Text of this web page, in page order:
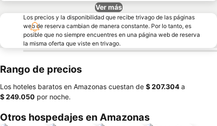
Ver más
Los precios y la disponibilidad que recibe trivago de las páginas
web de reserva cambian de manera constante. Por lo tanto, es
posible que no siempre encuentres en una página web de reserva
la misma oferta que viste en trivago.
Rango de precios
Los hoteles baratos en Amazonas cuestan de ‎$ 207.304 a
‎$ 249.050 por noche.
Otros hospedajes en Amazonas